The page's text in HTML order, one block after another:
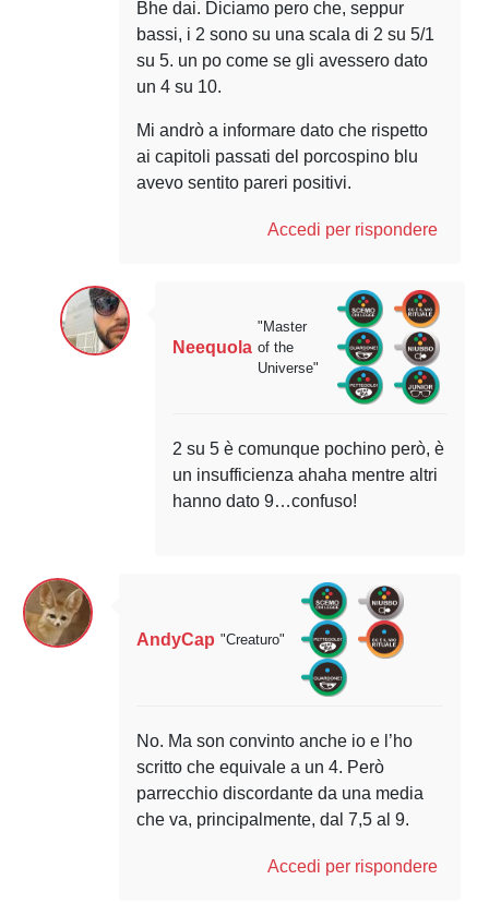
Bhe dai. Diciamo pero che, seppur
bassi, i 2 sono su una scala di 2 su 5/1
su 5. un po come se gli avessero dato
un 4 su 10.
Mi andrò a informare dato che rispetto
ai capitoli passati del porcospino blu
avevo sentito pareri positivi.
Accedi per rispondere
Neequola
"Master
of the
Universe"
2 su 5 è comunque pochino però, è
un insufficienza ahaha mentre altri
hanno dato 9…confuso!
AndyCap "Creaturo"
No. Ma son convinto anche io e l’ho
scritto che equivale a un 4. Però
parrecchio discordante da una media
che va, principalmente, dal 7,5 al 9.
Accedi per rispondere